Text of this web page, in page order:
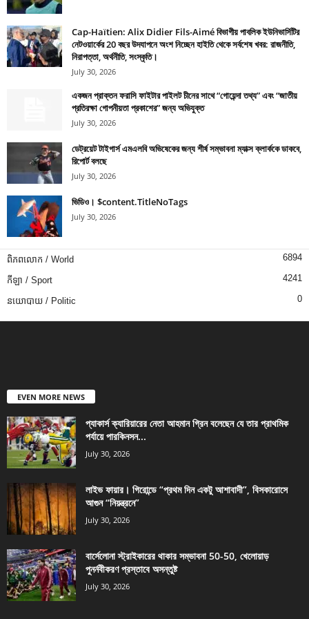
Cap-Haïtien: Alix Didier Fils-Aimé বিভাগীয় পাবলিক ইউনিভার্সিটির
নেটওয়ার্কের 20 বছর উদযাপনে অংশ নিচ্ছেন হাইতি থেকে সর্বশেষ খবর: রাজনীতি,
নিরাপত্তা, অর্থনীতি, সংস্কৃতি।
July 30, 2026
একজন প্রাক্তন ফরাসি ফাইটার পাইলট চীনের সাথে “গোয়েন্দা তথ্য” এবং “জাতীয়
প্রতিরক্ষা গোপনীয়তা প্রকাশের” জন্য অভিযুক্ত
July 30, 2026
ডেট্রয়েট টাইগার্স এমএলবি অভিষেকের জন্য শীর্ষ সম্ভাবনা ম্যাক্স ক্লার্ককে ডাকবে,
রিপোর্ট বলছে
July 30, 2026
ভিডিও। $content.TitleNoTags
July 30, 2026
ពិភពលោក / World 6894
កីឡា / Sport 4241
នយោបាយ / Politic 0
EVEN MORE NEWS
প্যাকার্স ক্যারিয়ারের নেতা আহমান গ্রিন বলেছেন যে তার প্রাথমিক
পর্যায়ে পারকিনসন...
July 30, 2026
লাইভ ফায়ার। গিরোন্ডে “প্রথম দিন একটু আশাবাদী”, বিসকারোসে
আগুন “নিয়ন্ত্রনে”
July 30, 2026
বার্সেলোনা স্ট্রাইকারের থাকার সম্ভাবনা 50-50, খেলোয়াড়
পুনর্নবীকরণ প্রস্তাবে অসন্তুষ্ট
July 30, 2026